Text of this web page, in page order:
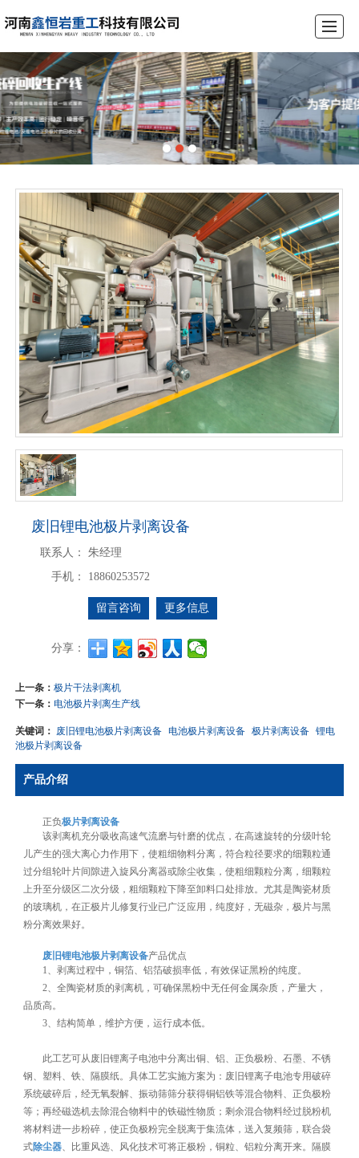
首页 公司介绍 产品展示 锂电池破碎设备生产线 工程案例 荣誉资质 联系我们
废旧锂电池极片剥离设备
联系人：
朱经理
手机：
18860253572
留言咨询 更多信息
分享：
上一条：极片干法剥离机
下一条：电池极片剥离生产线
关键词： 废旧锂电池极片剥离设备 电池极片剥离设备 极片剥离设备 锂电
池极片剥离设备
产品介绍
正负极片剥离设备
该剥离机充分吸收高速气流磨与针磨的优点，在高速旋转的分级叶轮
儿产生的强大离心力作用下，使粗细物料分离，符合粒径要求的细颗粒通
过分组轮叶片间隙进入旋风分离器或除尘收集，使粗细颗粒分离，细颗粒
上升至分级区二次分级，粗细颗粒下降至卸料口处排放。尤其是陶瓷材质
的玻璃机，在正极片儿修复行业已广泛应用，纯度好，无磁杂，极片与黑
粉分离效果好。
废旧锂电池极片剥离设备产品优点
1、剥离过程中，铜箔、铝箔破损率低，有效保证黑粉的纯度。
2、全陶瓷材质的剥离机，可确保黑粉中无任何金属杂质，产量大，
品质高。
3、结构简单，维护方便，运行成本低。
此工艺可从废旧锂离子电池中分离出铜、铝、正负极粉、石墨、不锈
钢、塑料、铁、隔膜纸。具体工艺实施方案为：废旧锂离子电池专用破碎
系统破碎后，经无氧裂解、振动筛筛分获得铜铝铁等混合物料、正负极粉
等；再经磁选机去除混合物料中的铁磁性物质；剩余混合物料经过脱粉机
将材料进一步粉碎，使正负极粉完全脱离于集流体，送入复频筛，联合袋
式除尘器、比重风选、风化技术可将正极粉，铜粒、铝粒分离开来。隔膜